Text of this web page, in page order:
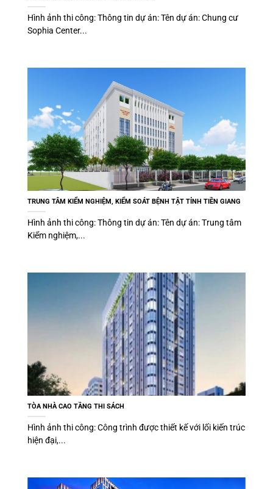
Hình ảnh thi công: Thông tin dự án: Tên dự án: Chung cư
Sophia Center...
TRUNG TÂM KIỂM NGHIỆM, KIỂM SOÁT BỆNH TẬT TỈNH TIỀN GIANG
Hình ảnh thi công: Thông tin dự án: Tên dự án: Trung tâm
Kiểm nghiệm,...
TÒA NHÀ CAO TẦNG THI SÁCH
Hình ảnh thi công: Công trình được thiết kế với lối kiến trúc
hiện đại,...